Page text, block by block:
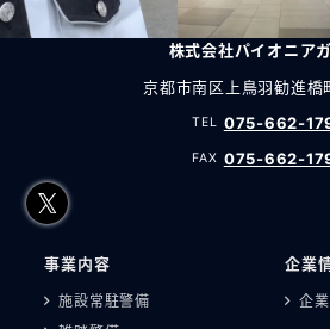
株式会社パイオニア
京都市南区上鳥羽勧進橋
075-662-
075-662-
事業内容
施設常駐警備
企業
企